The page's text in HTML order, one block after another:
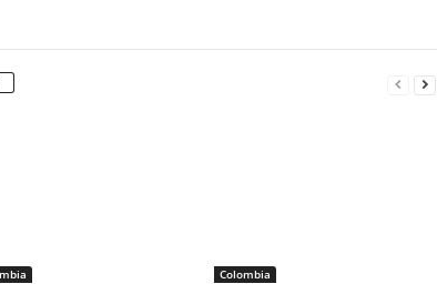
Colombia